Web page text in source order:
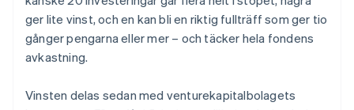
ger lite vinst, och en kan bli en riktig fullträff som ger tio
gånger pengarna eller mer – och täcker hela fondens
avkastning.
Vinsten delas sedan med venturekapitalbolagets